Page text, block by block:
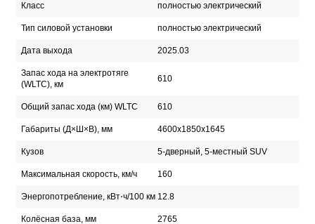
Класс полностью электрический
Тип силовой установки полностью электрический
Дата выхода 2025.03
Запас хода на электротяге
(WLTC), км
610
Общий запас хода (км) WLTC 610
Габариты (Д×Ш×В), мм 4600x1850x1645
Кузов 5-дверный, 5-местный SUV
Максимальная скорость, км/ч 160
Энергопотребление, кВт⋅ч/100 км 12.8
Колёсная база, мм 2765